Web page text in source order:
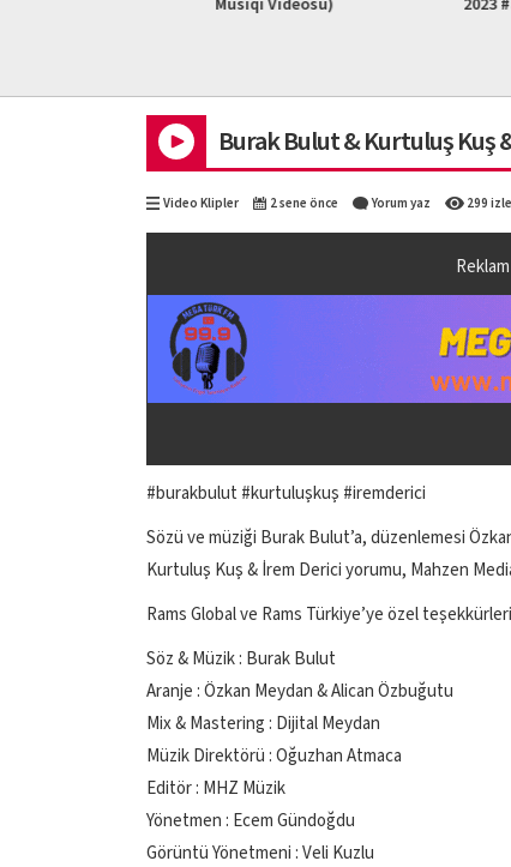
Burak Bulut & Kurtuluş Kuş
Video Klipler 2 sene önce Yorum yaz 299
Reklam
#burakbulut #kurtuluşkuş #iremderici
Sözü ve müziği Burak Bulut’a, düzenlemesi
Kurtuluş Kuş & İrem Derici yorumu, Mahzen
Rams Global ve Rams Türkiye’ye özel
Söz & Müzik : Burak Bulut
Aranje : Özkan Meydan & Alican Özbuğutu
Mix & Mastering : Dijital Meydan
Müzik Direktörü : Oğuzhan Atmaca
Editör : MHZ Müzik
Yönetmen : Ecem Gündoğdu
Görüntü Yönetmeni : Veli Kuzlu